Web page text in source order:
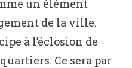
un élément
de la ville.
à l’éclosion de
Ce sera par